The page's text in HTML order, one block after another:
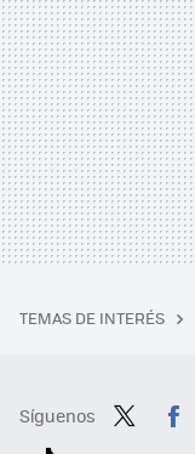
TEMAS DE INTERÉS
Síguenos